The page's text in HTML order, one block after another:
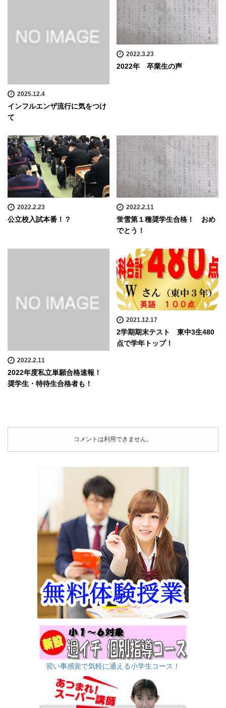
2025.12.4
インフルエンザ流行に気をつけ
て
2022.3.23
2022年 卒業生の声
2022.2.23
公立校入試本番！？
2022.2.11
蛍雪第１種奨学生合格！ おめ
でとう！
2022.2.11
2022年度私立単願合格速報！
奨学生・特待生合格者も！
2021.12.17
2学期期末テスト 東中3生480
点で学年トップ！
コメントは利用できません。
習い事感覚で気軽に通える小学生コース！